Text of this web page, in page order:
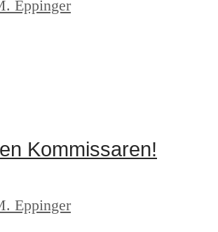
Eppinger
Kommissaren!
Eppinger